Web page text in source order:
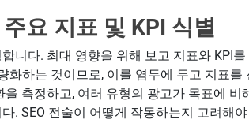
요 지표 및 KPI 식별
니다. 최대 영향을 위해 보고 지표와 KPI
화하는 것이므로, 이를 염두에 두고 지표
을 측정하고, 여러 유형의 광고가 목표에
. SEO 전술이 어떻게 작동하는지 고려해